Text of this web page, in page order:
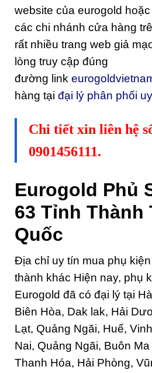
website của eurogold
các chi nhánh cửa hàng
rất nhiều trang web giả
lòng truy cập đúng
đường link
hàng tại đại lý phân phối
Chi tiết xin liên hệ
0901456111.
Eurogold Phủ
63 Tỉnh Thành
Quốc
Địa chỉ uy tín mua phụ
thành khác Hiện nay, phụ
Eurogold đã có đại lý tại
Biên Hòa, Dak lak, Hải
Lạt, Quảng Ngãi, Huế,
Nai, Quảng Ngãi, Buôn
Thanh Hóa, Hải Phòng,